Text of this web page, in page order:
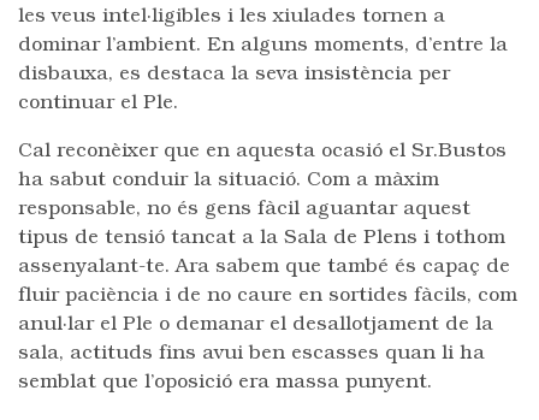
les veus intel·ligibles i les xiulades tornen a
dominar l’ambient. En alguns moments, d’entre la
disbauxa, es destaca la seva insistència per
continuar el Ple.
Cal reconèixer que en aquesta ocasió el Sr.Bustos
ha sabut conduir la situació. Com a màxim
responsable, no és gens fàcil aguantar aquest
tipus de tensió tancat a la Sala de Plens i tothom
assenyalant-te. Ara sabem que també és capaç de
fluir paciència i de no caure en sortides fàcils, com
anul·lar el Ple o demanar el desallotjament de la
sala, actituds fins avui ben escasses quan li ha
semblat que l’oposició era massa punyent.